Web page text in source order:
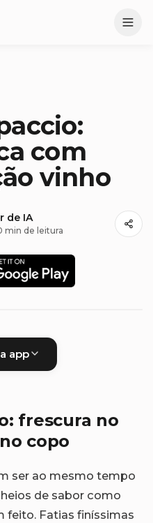
com
vinho
de IA
min de leitura
app
frescura no
copo
ser ao mesmo tempo
de sabor como
feito. Fatias finíssimas